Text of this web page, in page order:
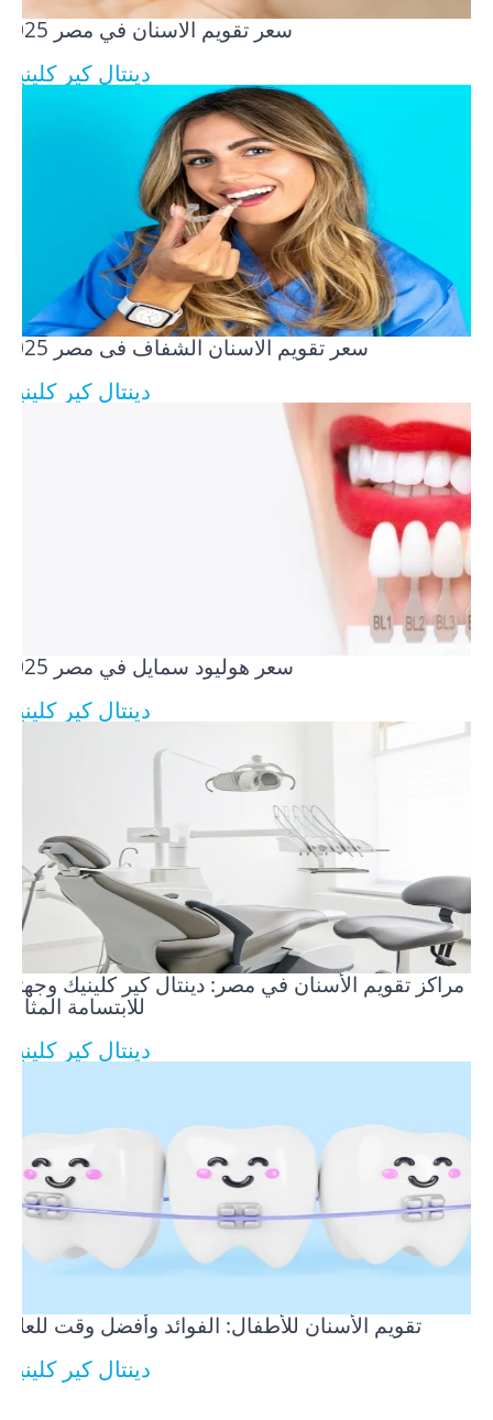
سعر تقويم الاسنان في مصر​ 2025
دينتال كير كلينيك
سعر تقويم الاسنان الشفاف فى مصر​ 2025
دينتال كير كلينيك
سعر هوليود سمايل في مصر​ 2025
دينتال كير كلينيك
مراكز تقويم الأسنان في مصر: دينتال كير كلينيك وجهتك
للابتسامة المثالية
دينتال كير كلينيك
تقويم الأسنان للأطفال: الفوائد وأفضل وقت للعلاج
دينتال كير كلينيك